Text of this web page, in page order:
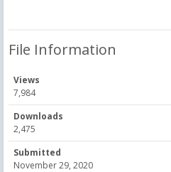
File Information
Views
7,984
Downloads
2,475
Submitted
November 29, 2020